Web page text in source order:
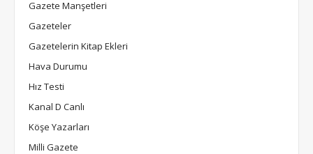
Gazete Manşetleri
Gazeteler
Gazetelerin Kitap Ekleri
Hava Durumu
Hız Testi
Kanal D Canlı
Köşe Yazarları
Milli Gazete